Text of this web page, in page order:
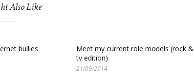
Also Like
bullies
Meet my current role models (rock &
tv edition)
21/09/2014